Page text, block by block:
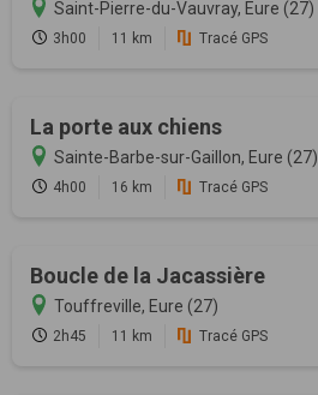
Saint-Pierre-du-Vauvray, Eure (27)
3h00 11 km Tracé GPS
La porte aux chiens
Sainte-Barbe-sur-Gaillon, Eure (27)
4h00 16 km Tracé GPS
Boucle de la Jacassière
Touffreville, Eure (27)
2h45 11 km Tracé GPS